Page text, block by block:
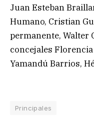
Juan Esteban
Humano, Cristian
permanente, Walter
concejales Florencia
Yamandú Barrios,
Principales